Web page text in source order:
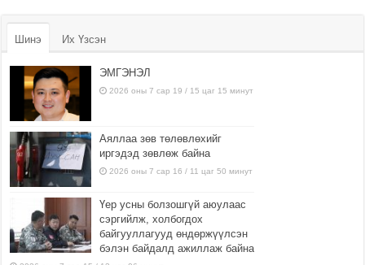
Шинэ Их Үзсэн
ЭМГЭНЭЛ
2026 оны 7 сар 19 / 15 цаг 15 минут
Аяллаа зөв төлөвлөхийг
иргэдэд зөвлөж байна
2026 оны 7 сар 16 / 11 цаг 50 минут
Үер усны болзошгүй аюулаас
сэргийлж, холбогдох
байгууллагууд өндөржүүлсэн
бэлэн байдалд ажиллаж байна